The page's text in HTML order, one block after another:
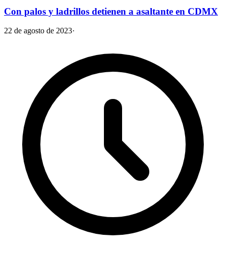
Con palos y ladrillos detienen a asaltante en CDMX
22 de agosto de 2023·